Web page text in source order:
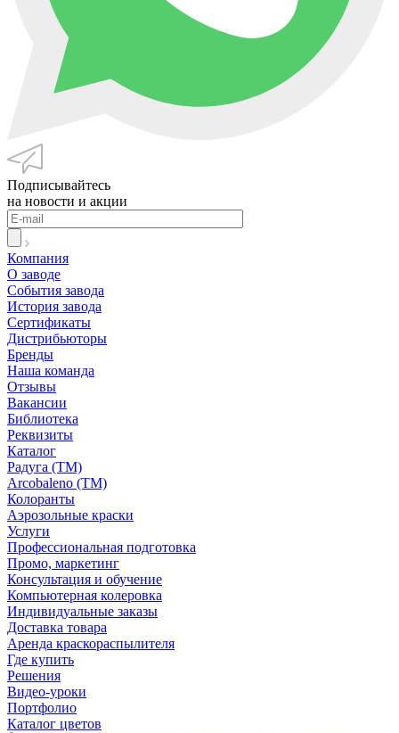
Подписывайтесь
на новости и акции
Компания
О заводе
События завода
История завода
Сертификаты
Дистрибьюторы
Бренды
Наша команда
Отзывы
Вакансии
Библиотека
Реквизиты
Каталог
Радуга (ТМ)
Arcobaleno (ТМ)
Колоранты
Аэрозольные краски
Услуги
Профессиональная подготовка
Промо, маркетинг
Консультация и обучение
Компьютерная колеровка
Индивидуальные заказы
Доставка товара
Аренда краскораспылителя
Где купить
Решения
Видео-уроки
Портфолио
Каталог цветов